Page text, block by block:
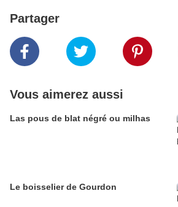
Partager
Vous aimerez aussi
Las pous de blat négré ou milhas
Le boisselier de Gourdon